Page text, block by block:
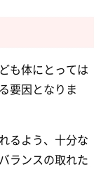
も体にとっては
要因となりま
るよう、十分な
ランスの取れた